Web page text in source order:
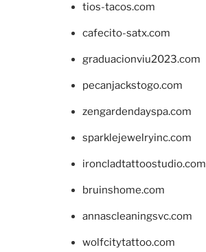
tios-tacos.com
cafecito-satx.com
graduacionviu2023.com
pecanjackstogo.com
zengardendayspa.com
sparklejewelryinc.com
ironcladtattoostudio.com
bruinshome.com
annascleaningsvc.com
wolfcitytattoo.com